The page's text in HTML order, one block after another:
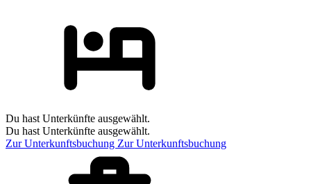
Du hast Unterkünfte ausgewählt.
Du hast Unterkünfte ausgewählt.
Zur Unterkunftsbuchung Zur Unterkunftsbuchung